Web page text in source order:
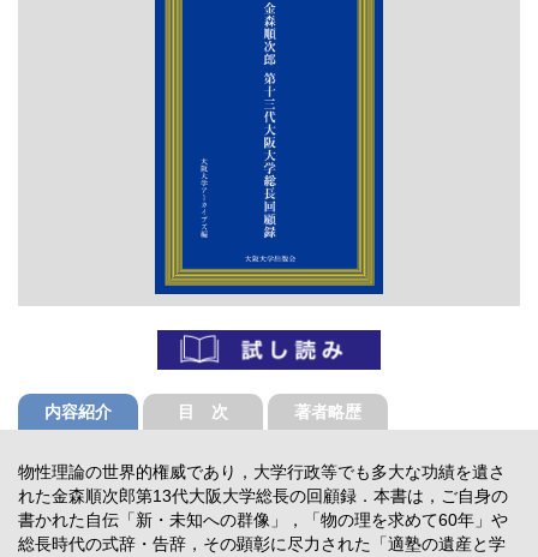
内容紹介 目 次 著者略歴
物性理論の世界的権威であり，大学行政等でも多大な功績を遺さ
れた金森順次郎第13代大阪大学総長の回顧録．本書は，ご自身の
書かれた自伝「新・未知への群像」，「物の理を求めて60年」や
総長時代の式辞・告辞，その顕彰に尽力された「適塾の遺産と学